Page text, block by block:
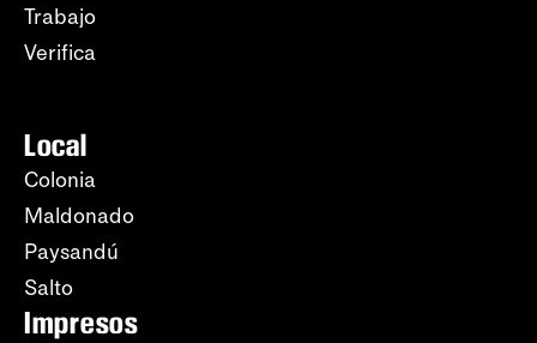
Trabajo
Verifica
Local
Colonia
Maldonado
Paysandú
Salto
Impresos